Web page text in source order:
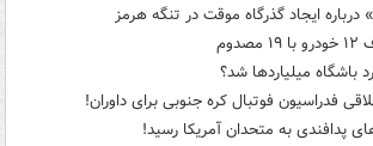
ایجاد گذرگاه موقت در تنگه هرمز
باشگاه میلیاردها شد؟
فدراسیون فوتبال کره جنوبی برای داوران!
پدافندی به متحدان آمریکا رسید!